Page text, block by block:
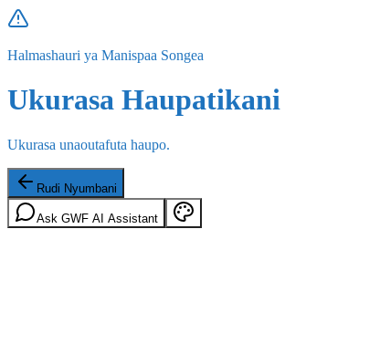
Halmashauri ya Manispaa Songea
Ukurasa Haupatikani
Ukurasa unaoutafuta haupo.
Rudi Nyumbani
Ask GWF AI Assistant